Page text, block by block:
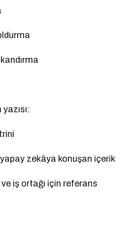
zekâya konuşan içerik
ve iş ortağı için referans